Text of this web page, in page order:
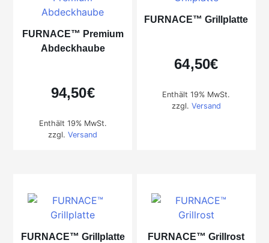
FURNACE™ Premium
Abdeckhaube
94,50€
Enthält 19% MwSt.
zzgl.Versand
FURNACE™ Grillplatte
64,50€
Enthält 19% MwSt.
zzgl. Versand
FURNACE™ Grillplatte FURNACE™ Grillrost